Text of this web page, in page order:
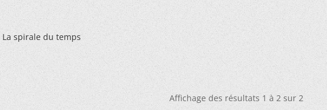
La spirale du temps
Affichage des résultats 1 à 2 sur 2